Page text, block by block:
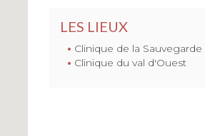
LES LIEUX
Clinique de la Sauvegarde
Clinique du val d'Ouest